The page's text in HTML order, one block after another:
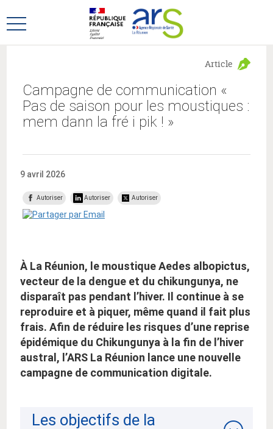
au
menu
au
contenu
Ouvrir
Campagne de communication «
Pas de saison pour les moustiques :
mem dann la fré i pik ! »
Article
9 avril 2026
Autoriser Autoriser Autoriser
À La Réunion, le moustique Aedes albopictus,
vecteur de la dengue et du chikungunya, ne
disparaît pas pendant l’hiver. Il continue à se
reproduire et à piquer, même quand il fait plus
frais. Afin de réduire les risques d’une reprise
épidémique du Chikungunya à la fin de l’hiver
austral, l’ARS La Réunion lance une nouvelle
campagne de communication digitale.
Les objectifs de la